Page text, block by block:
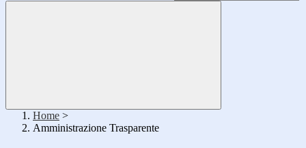
Home >
Amministrazione Trasparente